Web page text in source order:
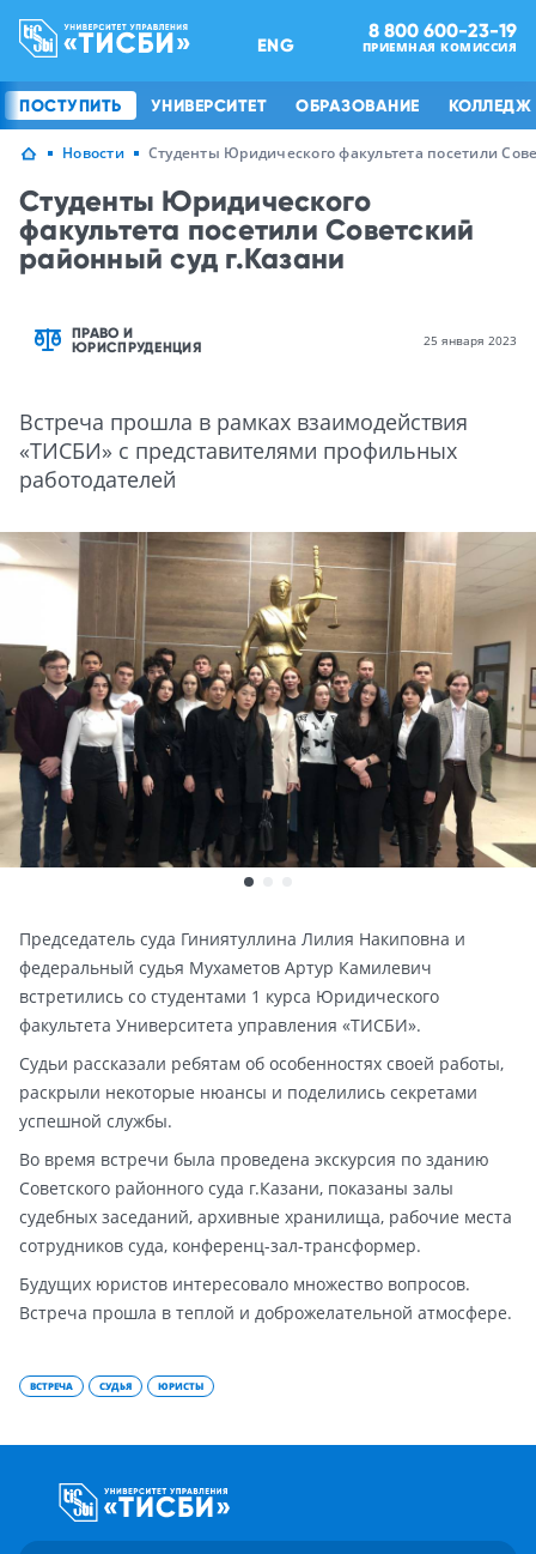
ENG
8 800 600-23-19
ПРИЕМНАЯ КОМИССИЯ
ПОСТУПИТЬ УНИВЕРСИТЕТ ОБРАЗОВАНИЕ КОЛЛЕДЖ
Новости Студенты Юридического факультета посетили
Студенты Юридического
факультета посетили Советский
районный суд г.Казани
ПРАВО И
ЮРИСПРУДЕНЦИЯ
25 января 2023
Встреча прошла в рамках взаимодействия
«ТИСБИ» с представителями профильных
работодателей
Председатель суда Гиниятуллина Лилия Накиповна и
федеральный судья Мухаметов Артур Камилевич
встретились со студентами 1 курса Юридического
факультета Университета управления «ТИСБИ».
Судьи рассказали ребятам об особенностях своей работы,
раскрыли некоторые нюансы и поделились секретами
успешной службы.
Во время встречи была проведена экскурсия по зданию
Советского районного суда г.Казани, показаны залы
судебных заседаний, архивные хранилища, рабочие места
сотрудников суда, конференц-зал-трансформер.
Будущих юристов интересовало множество вопросов.
Встреча прошла в теплой и доброжелательной атмосфере.
ВСТРЕЧА СУДЬЯ ЮРИСТЫ